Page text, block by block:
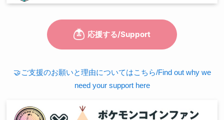
🤝ご支援のお願いと理由についてはこちら/Find out why we
need your support here